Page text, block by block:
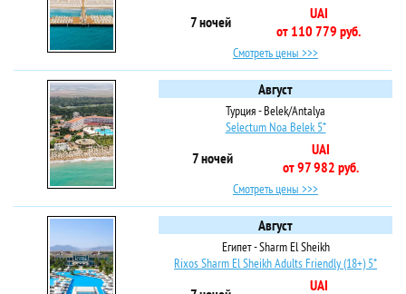
7 ночей
UAI
от 110 779 руб.
Смотреть цены >>>
Август
Турция - Belek/Antalya
Selectum Noa Belek 5*
7 ночей
UAI
от 97 982 руб.
Смотреть цены >>>
Август
Египет - Sharm El Sheikh
Rixos Sharm El Sheikh Adults Friendly (18+) 5*
UAI